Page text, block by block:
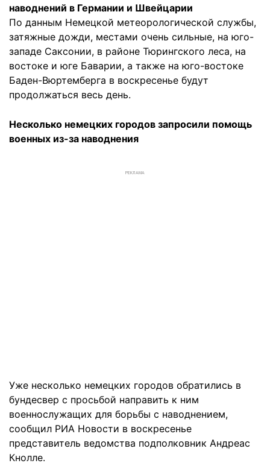
наводнений в Германии и Швейцарии
По данным Немецкой метеорологической службы,
затяжные дожди, местами очень сильные, на юго-
западе Саксонии, в районе Тюрингского леса, на
востоке и юге Баварии, а также на юго-востоке
Баден-Вюртемберга в воскресенье будут
продолжаться весь день.
Несколько немецких городов запросили помощь
военных из-за наводнения
РЕКЛАМА
Уже несколько немецких городов обратились в
бундесвер с просьбой направить к ним
военнослужащих для борьбы с наводнением,
сообщил РИА Новости в воскресенье
представитель ведомства подполковник Андреас
Кнолле.